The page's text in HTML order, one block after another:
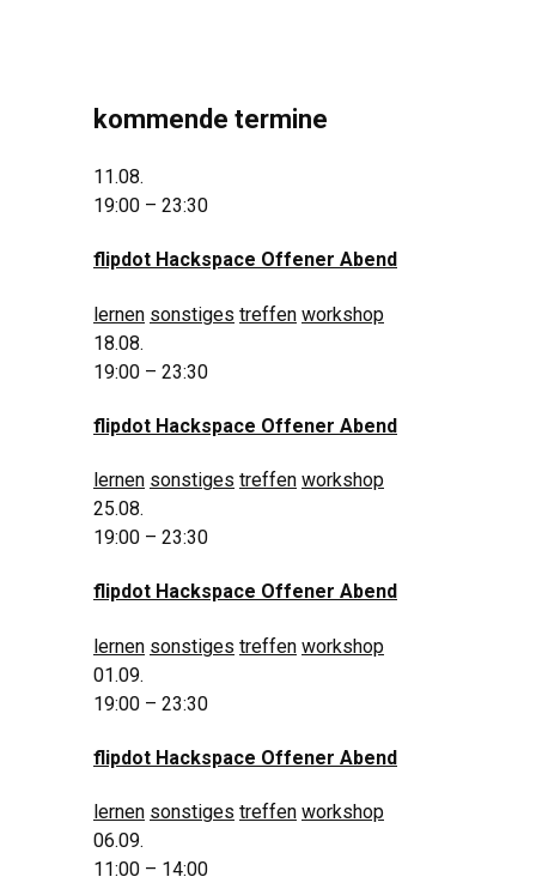
kommende termine
11.08.
19:00 – 23:30
flipdot Hackspace Offener Abend
lernen sonstiges treffen workshop
18.08.
19:00 – 23:30
flipdot Hackspace Offener Abend
lernen sonstiges treffen workshop
25.08.
19:00 – 23:30
flipdot Hackspace Offener Abend
lernen sonstiges treffen workshop
01.09.
19:00 – 23:30
flipdot Hackspace Offener Abend
lernen sonstiges treffen workshop
06.09.
11:00 – 14:00